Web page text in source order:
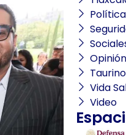
Política
Opinión
Taurino
Vida
Video